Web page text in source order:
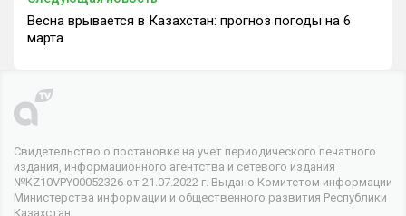
Весна врывается в Казахстан: прогноз погоды на 6
марта
Свидетельство о постановке на учет периодического печатного
издания, информационного агентства и сетевого издания
№KZ10VPY00052326 от 21.07.2022 г. Выдано Комитетом информации
Министерства информации и общественного развития Республики
Казахстан.